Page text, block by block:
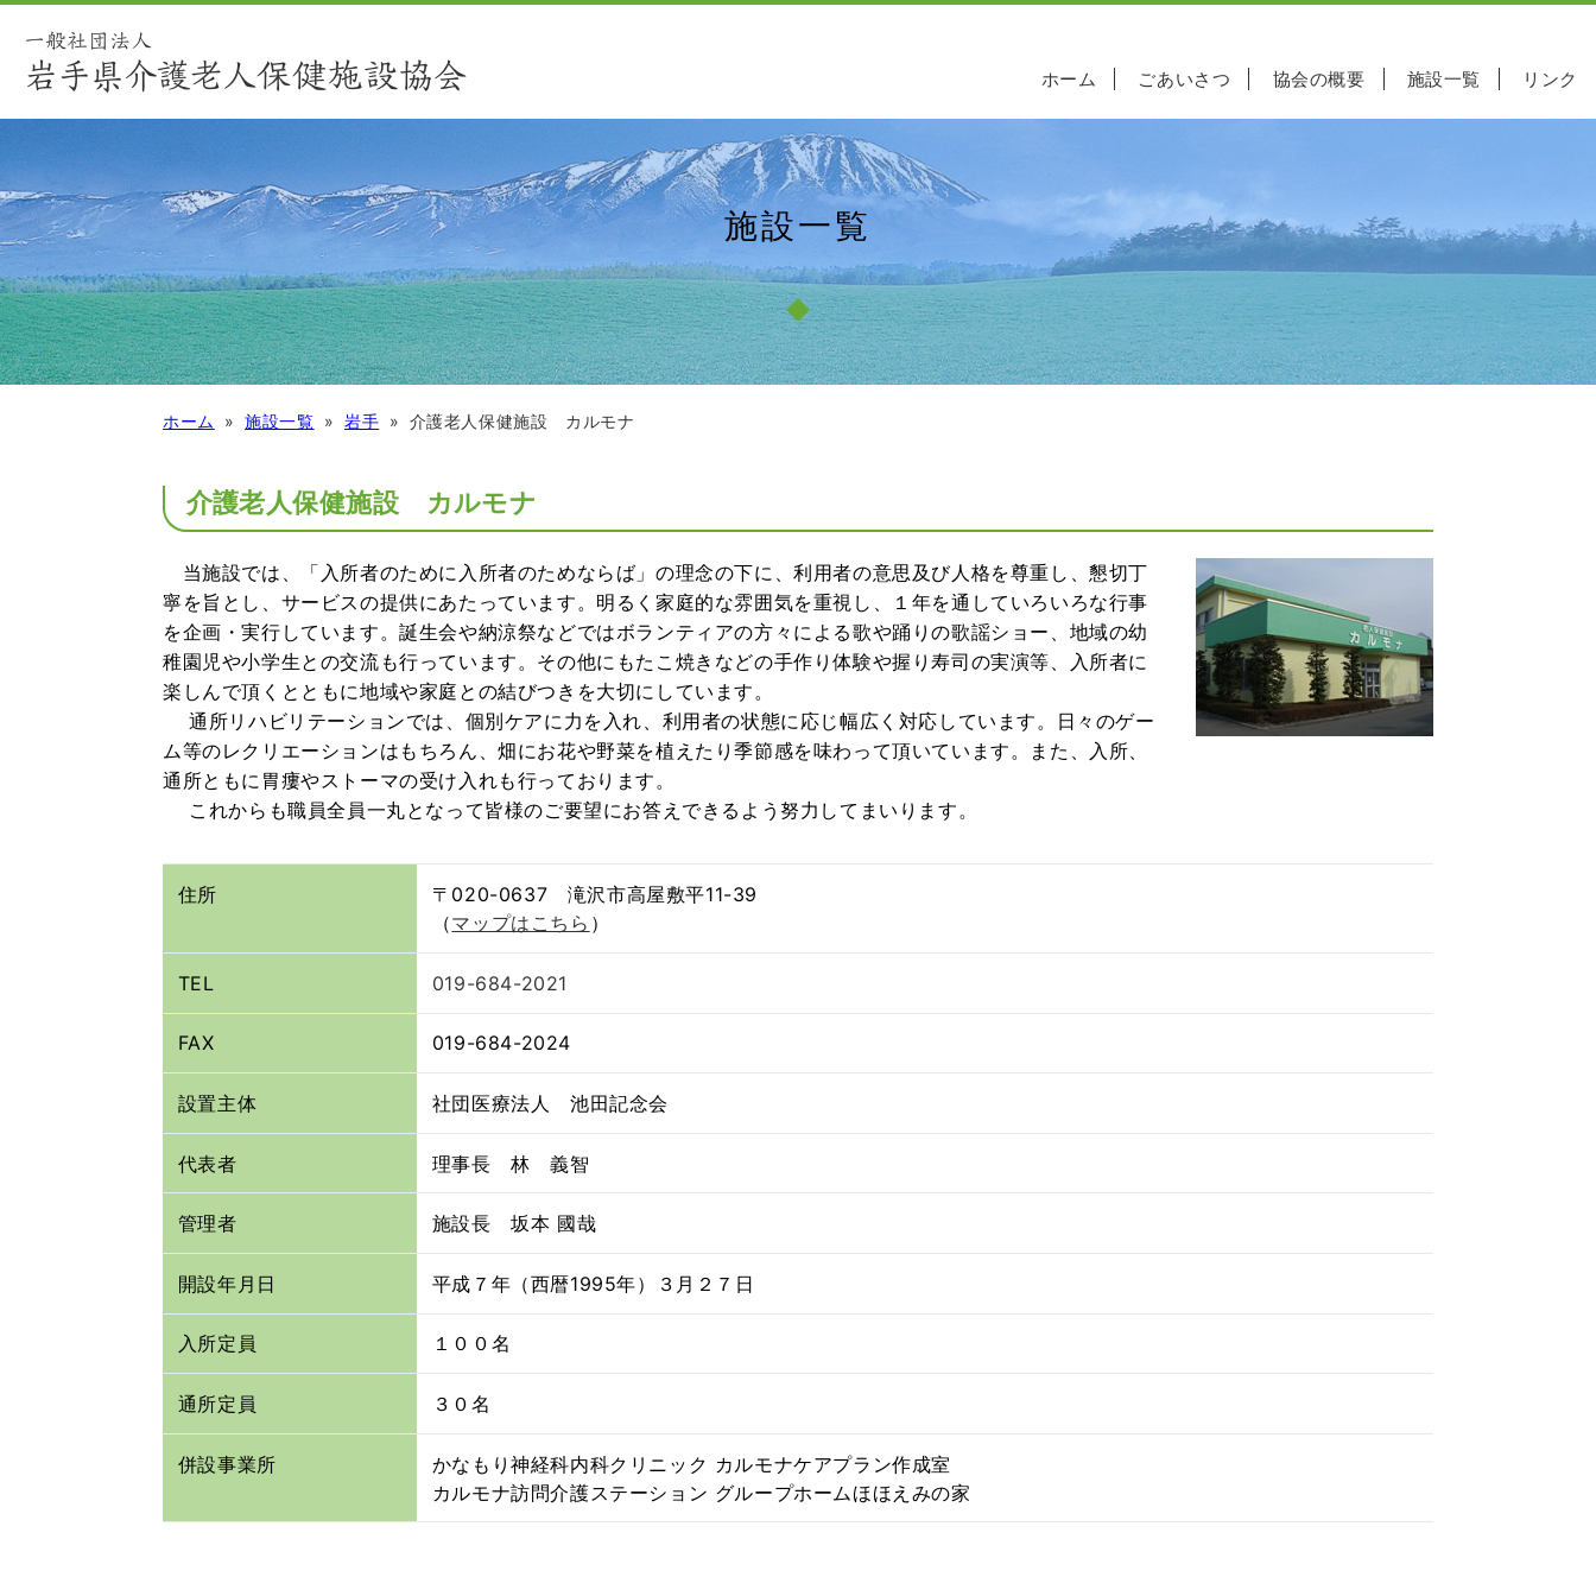
ホーム ごあいさつ 協会の概要 施設一覧 リンク
施設一覧
ホーム 施設一覧 岩手 介護老人保健施設 カルモナ
介護老人保健施設 カルモナ
当施設では、「入所者のために入所者のためならば」の理念の下に、利用者の意思及び人格を尊重し、懇切丁
寧を旨とし、サービスの提供にあたっています。明るく家庭的な雰囲気を重視し、１年を通していろいろな行事
を企画・実行しています。誕生会や納涼祭などではボランティアの方々による歌や踊りの歌謡ショー、地域の幼
稚園児や小学生との交流も行っています。その他にもたこ焼きなどの手作り体験や握り寿司の実演等、入所者に
楽しんで頂くとともに地域や家庭との結びつきを大切にしています。
通所リハビリテーションでは、個別ケアに力を入れ、利用者の状態に応じ幅広く対応しています。日々のゲー
ム等のレクリエーションはもちろん、畑にお花や野菜を植えたり季節感を味わって頂いています。また、入所、
通所ともに胃瘻やストーマの受け入れも行っております。
これからも職員全員一丸となって皆様のご要望にお答えできるよう努力してまいります。
住所
〒020-0637 滝沢市高屋敷平11-39
（マップはこちら ）
TEL 019-684-2021
FAX 019-684-2024
設置主体 社団医療法人 池田記念会
代表者 理事長 林 義智
管理者 施設長 坂本 國哉
開設年月日 平成７年（西暦1995年）３月２７日
入所定員 １００名
通所定員 ３０名
併設事業所
かなもり神経科内科クリニック カルモナケアプラン作成室
カルモナ訪問介護ステーション グループホームほほえみの家